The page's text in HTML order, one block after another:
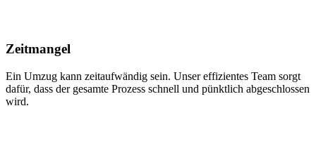
Zeitmangel
Ein Umzug kann zeitaufwändig sein. Unser effizientes Team sorgt
dafür, dass der gesamte Prozess schnell und pünktlich abgeschlossen
wird.